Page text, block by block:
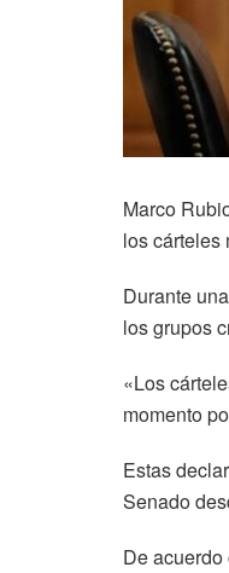
Marco
los cárteles
Durante
los grupos
«Los
momento
Estas
Senado
De